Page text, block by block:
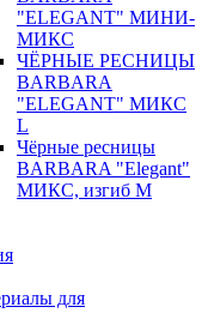
"ELEGANT" МИНИ-
МИКС
ЧЁРНЫЕ РЕСНИЦЫ
BARBARA
"ELEGANT" МИКС
L
Чёрные ресницы
BARBARA "Elegant"
МИКС, изгиб М
для